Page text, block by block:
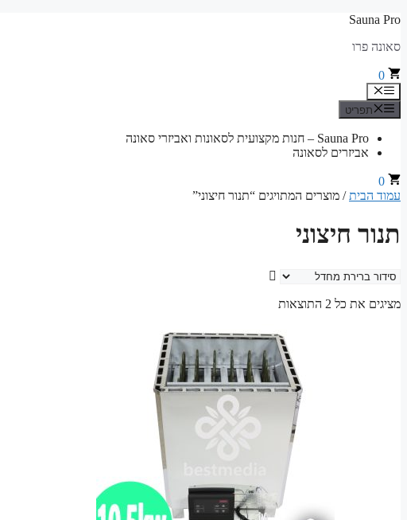
לדלג
Sauna Pro
סאונה פרו
0
תפריט
תפריט
Sauna Pro – חנות מקצועית לסאונות ואביזרי סאונה
אביזרים לסאונה
0
עמוד הבית/ מוצרים המתויגים “תנור חיצוני”
תנור חיצוני
מציגים את כל ⁦2⁩ התוצאות